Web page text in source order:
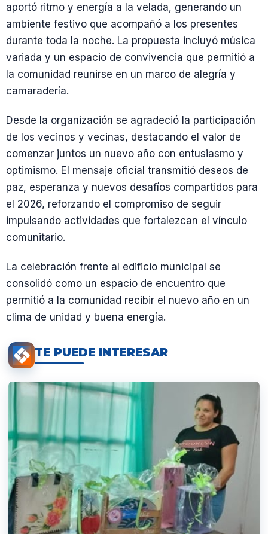
aportó ritmo y energía a la velada, generando un
ambiente festivo que acompañó a los presentes
durante toda la noche. La propuesta incluyó música
variada y un espacio de convivencia que permitió a
la comunidad reunirse en un marco de alegría y
camaradería.
Desde la organización se agradeció la participación
de los vecinos y vecinas, destacando el valor de
comenzar juntos un nuevo año con entusiasmo y
optimismo. El mensaje oficial transmitió deseos de
paz, esperanza y nuevos desafíos compartidos para
el 2026, reforzando el compromiso de seguir
impulsando actividades que fortalezcan el vínculo
comunitario.
La celebración frente al edificio municipal se
consolidó como un espacio de encuentro que
permitió a la comunidad recibir el nuevo año en un
clima de unidad y buena energía.
TE PUEDE INTERESAR